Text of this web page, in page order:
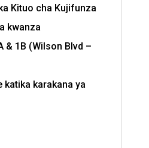
Kituo cha Kujifunza
kwanza
& 1B (Wilson Blvd –
katika karakana ya